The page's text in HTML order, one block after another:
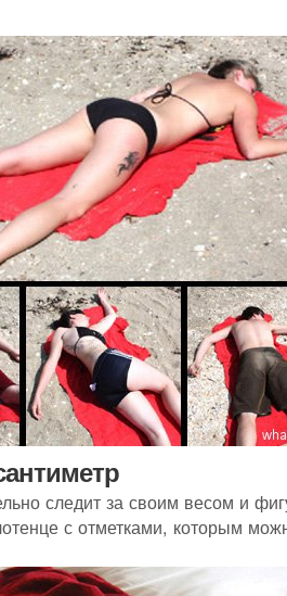
следит за своим весом и
с отметками, которым